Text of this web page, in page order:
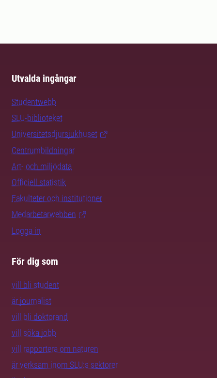
Utvalda ingångar
Studentwebb
SLU-biblioteket
Universitetsdjursjukhuset
Centrumbildningar
Art- och miljödata
Officiell statistik
Fakulteter och institutioner
Medarbetarwebben
Logga in
För dig som
vill bli student
är journalist
vill bli doktorand
vill söka jobb
vill rapportera om naturen
är verksam inom SLU:s sektorer